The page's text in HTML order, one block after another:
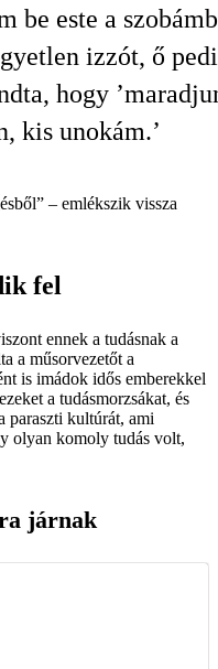
be este a
izzót, ő
hogy
kis unokám.’
– emlékszik vissza
fel
ennek a tudásnak a
a műsorvezetőt a
is imádok idős emberekkel
a tudásmorzsákat, és
paraszti kultúrát, ami
olyan komoly tudás volt,
járnak